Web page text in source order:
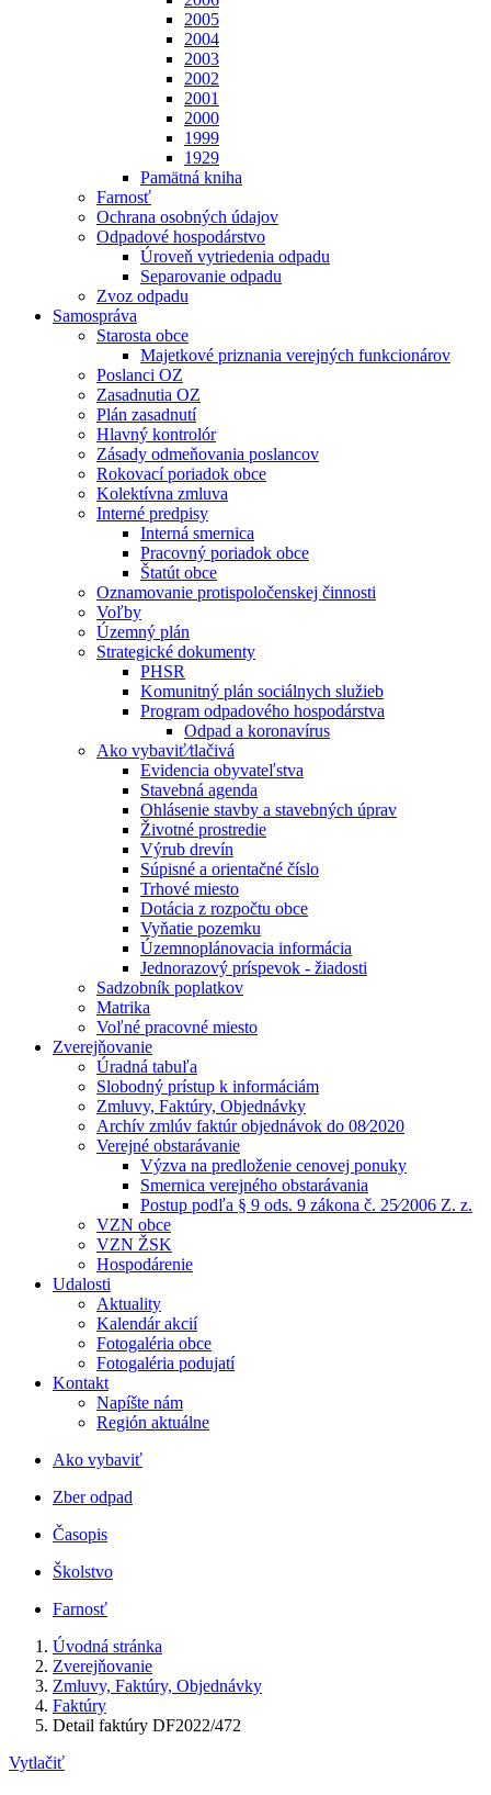
2005
2004
2003
2002
2001
2000
1999
1929
Pamätná kniha
Farnosť
Ochrana osobných údajov
Odpadové hospodárstvo
Úroveň vytriedenia odpadu
Separovanie odpadu
Zvoz odpadu
Samospráva
Starosta obce
Majetkové priznania verejných funkcionárov
Poslanci OZ
Zasadnutia OZ
Plán zasadnutí
Hlavný kontrolór
Zásady odmeňovania poslancov
Rokovací poriadok obce
Kolektívna zmluva
Interné predpisy
Interná smernica
Pracovný poriadok obce
Štatút obce
Oznamovanie protispoločenskej činnosti
Voľby
Územný plán
Strategické dokumenty
PHSR
Komunitný plán sociálnych služieb
Program odpadového hospodárstva
Odpad a koronavírus
Ako vybaviť⁄tlačivá
Evidencia obyvateľstva
Stavebná agenda
Ohlásenie stavby a stavebných úprav
Životné prostredie
Výrub drevín
Súpisné a orientačné číslo
Trhové miesto
Dotácia z rozpočtu obce
Vyňatie pozemku
Územnoplánovacia informácia
Jednorazový príspevok - žiadosti
Sadzobník poplatkov
Matrika
Voľné pracovné miesto
Zverejňovanie
Úradná tabuľa
Slobodný prístup k informáciám
Zmluvy, Faktúry, Objednávky
Archív zmlúv faktúr objednávok do 08⁄2020
Verejné obstarávanie
Výzva na predloženie cenovej ponuky
Smernica verejného obstarávania
Postup podľa § 9 ods. 9 zákona č. 25⁄2006 Z. z.
VZN obce
VZN ŽSK
Hospodárenie
Udalosti
Aktuality
Kalendár akcií
Fotogaléria obce
Fotogaléria podujatí
Kontakt
Napíšte nám
Región aktuálne
Ako vybaviť
Zber odpad
Časopis
Školstvo
Farnosť
Úvodná stránka
Zverejňovanie
Zmluvy, Faktúry, Objednávky
Faktúry
Detail faktúry DF2022/472
Vytlačiť